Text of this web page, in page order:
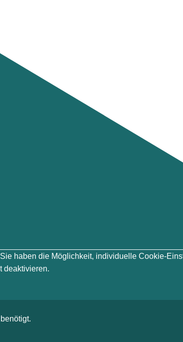
haben die Möglichkeit, individuelle Cookie-
deaktivieren.